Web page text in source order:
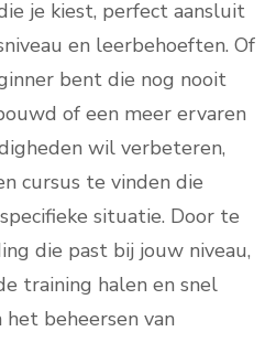
je kiest, perfect aansluit
en leerbehoeften. Of
bent die nog nooit
of een meer ervaren
wil verbeteren,
cursus te vinden die
situatie. Door te
die past bij jouw niveau,
training halen en snel
beheersen van